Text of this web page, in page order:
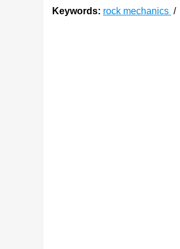
Keywords: rock mechanics /